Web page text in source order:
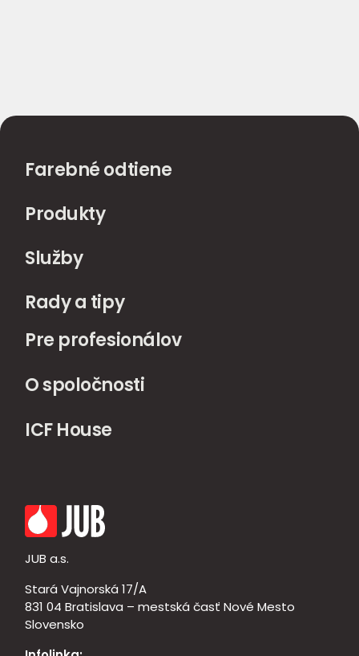
Farebné odtiene
Produkty
Služby
Rady a tipy
Pre profesionálov
O spoločnosti
ICF House
JUB a.s.
Stará Vajnorská 17/A
831 04 Bratislava – mestská časť Nové Mesto
Slovensko